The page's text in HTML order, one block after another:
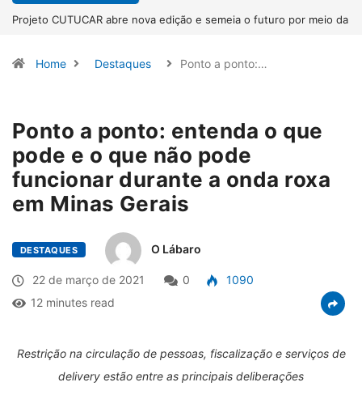
Projeto CUTUCAR abre nova edição e semeia o futuro por meio da
Home Destaques Ponto a ponto:…
Ponto a ponto: entenda o que
pode e o que não pode
funcionar durante a onda roxa
em Minas Gerais
DESTAQUES O Lábaro
22 de março de 2021 0
1090
12 minutes read
Restrição na circulação de pessoas, fiscalização e serviços de
delivery estão entre as principais deliberações